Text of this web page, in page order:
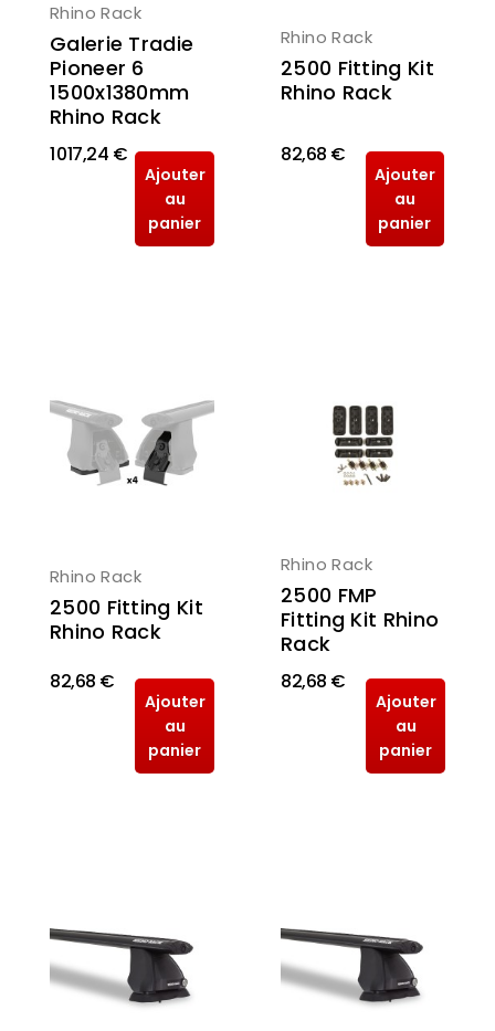
Rhino Rack
Galerie Tradie
Pioneer 6
1500x1380mm
Rhino Rack
1 017,24 €
Ajouter
au
panier
Rhino Rack
2500 Fitting Kit
Rhino Rack
82,68 €
Ajouter
au
panier
Rhino Rack
2500 Fitting Kit
Rhino Rack
82,68 €
Ajouter
au
panier
Rhino Rack
2500 FMP
Fitting Kit Rhino
Rack
82,68 €
Ajouter
au
panier